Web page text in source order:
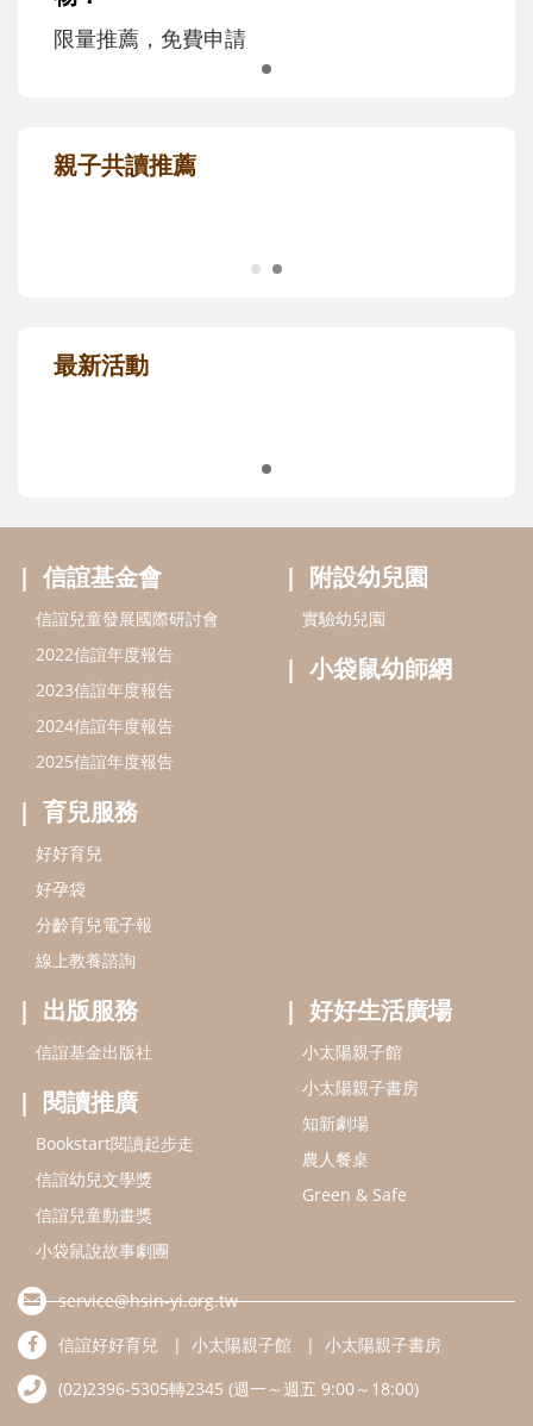
限量推薦，免費申請
親子共讀推薦
最新活動
信誼基金會
信誼兒童發展國際研討會
2022信誼年度報告
2023信誼年度報告
2024信誼年度報告
2025信誼年度報告
育兒服務
好好育兒
好孕袋
分齡育兒電子報
線上教養諮詢
附設幼兒園
實驗幼兒園
小袋鼠幼師網
出版服務
信誼基金出版社
閱讀推廣
Bookstart閱讀起步走
信誼幼兒文學獎
信誼兒童動畫獎
小袋鼠說故事劇團
好好生活廣場
小太陽親子館
小太陽親子書房
知新劇場
農人餐桌
Green & Safe
service@hsin-yi.org.tw
信誼好好育兒
小太陽親子館
小太陽親子書房
(02)2396-5305轉2345 (週一～週五 9:00～18:00)